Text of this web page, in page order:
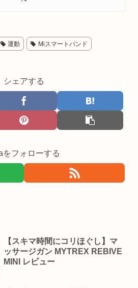
運動 Miスマートバンド
シェアする
をフォローする
【スキマ時間にコリほぐし】マ
ッサージガン MYTREX REBIVE
MINI レビュー